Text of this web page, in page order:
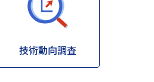
技術動向調査